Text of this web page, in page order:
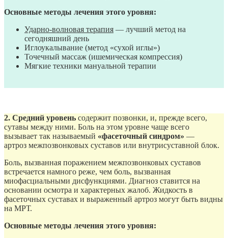
Основные методы лечения этого уровня:
Ударно-волновая терапия — лучший метод на
сегодняшний день
Иглоукалывание (метод «сухой иглы»)
Точечный массаж (ишемическая компрессия)
Мягкие техники мануальной терапии
2. Средний уровень содержит позвонки, и, прежде всего,
сутавы между ними. Боль на этом уровне чаще всего
вызывает так называемый «фасеточный синдром» —
артроз межпозвонковых суставов или внутрисуставной блок.
Боль, вызванная поражением межпозвонковых суставов
встречается намного реже, чем боль, вызванная
миофасциальными дисфункциями. Диагноз ставится на
основании осмотра и характерных жалоб. Жидкость в
фасеточных суставах и выраженный артроз могут быть видны
на МРТ.
Основные методы лечения этого уровня: